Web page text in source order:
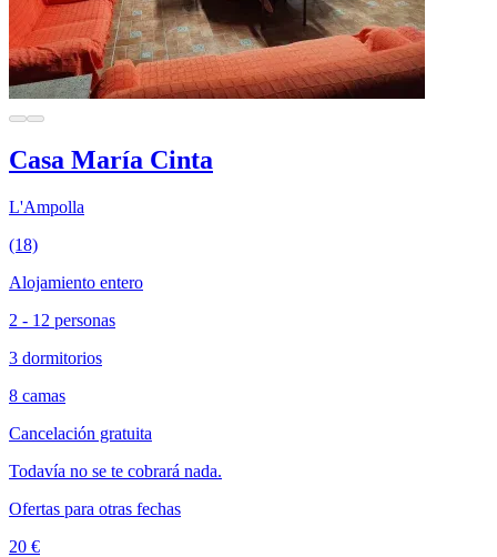
Casa María Cinta
L'Ampolla
(18)
Alojamiento entero
2 - 12 personas
3 dormitorios
8 camas
Cancelación gratuita
Todavía no se te cobrará nada.
Ofertas para otras fechas
20 €